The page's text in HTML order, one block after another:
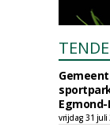
vrijdag 31 juli